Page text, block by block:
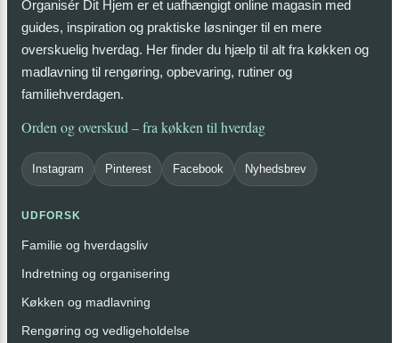
Organisér Dit Hjem er et uafhængigt online magasin med
guides, inspiration og praktiske løsninger til en mere
overskuelig hverdag. Her finder du hjælp til alt fra køkken og
madlavning til rengøring, opbevaring, rutiner og
familiehverdagen.
Orden og overskud – fra køkken til hverdag
Instagram Pinterest Facebook Nyhedsbrev
UDFORSK
Familie og hverdagsliv
Indretning og organisering
Køkken og madlavning
Rengøring og vedligeholdelse